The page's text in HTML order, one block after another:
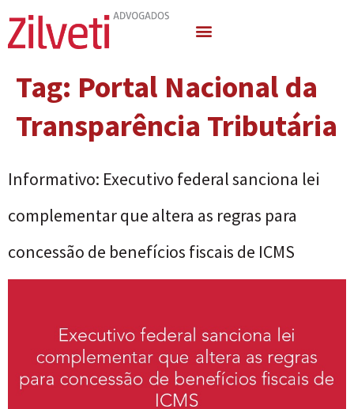
Tag: Portal Nacional da
Transparência Tributária
Informativo: Executivo federal sanciona lei
complementar que altera as regras para
concessão de benefícios fiscais de ICMS